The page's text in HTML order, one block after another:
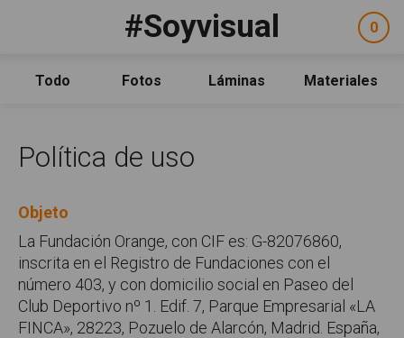
#Soyvisual
Todo
Fotos Láminas Materiales
0
Política de uso
Objeto
La Fundación Orange, con CIF es: G-82076860,
inscrita en el Registro de Fundaciones con el
número 403, y con domicilio social en Paseo del
Club Deportivo nº 1. Edif. 7, Parque Empresarial «LA
FINCA», 28223, Pozuelo de Alarcón, Madrid. España,
FacebookYouTubeTwitter
Qué es #Soyvisual
Guía de uso
Contacto
Legal
Política de uso
Aviso Legal
Créditos